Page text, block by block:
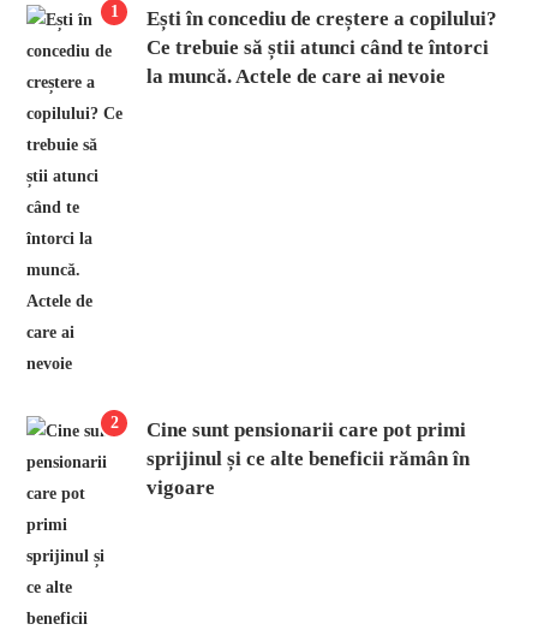
1
Ești în concediu de creștere a copilului?
Ce trebuie să știi atunci când te întorci
la muncă. Actele de care ai nevoie
2
Cine sunt pensionarii care pot primi
sprijinul și ce alte beneficii rămân în
vigoare